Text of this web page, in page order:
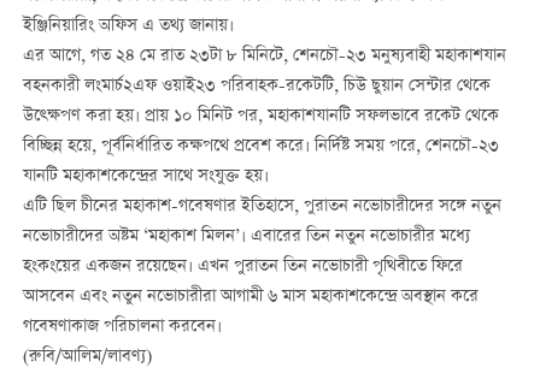
ইঞ্জিনিয়ারিং অফিস এ তথ্য জানায়।
এর আগে, গত ২৪ মে রাত ২৩টা ৮ মিনিটে, শেনচৌ-২৩ মনুষ্যবাহী মহাকাশযান
বহনকারী লংমার্চ২এফ ওয়াই২৩ পরিবাহক-রকেটটি, চিউ ছুয়ান সেন্টার থেকে
উত্ক্ষেপণ করা হয়। প্রায় ১০ মিনিট পর, মহাকাশযানটি সফলভাবে রকেট থেকে
বিচ্ছিন্ন হয়ে, পূর্বনির্ধারিত কক্ষপথে প্রবেশ করে। নির্দিষ্ট সময় পরে, শেনচৌ-২৩
যানটি মহাকাশকেন্দ্রের সাথে সংযুক্ত হয়।
এটি ছিল চীনের মহাকাশ-গবেষণার ইতিহাসে, পুরাতন নভোচারীদের সঙ্গে নতুন
নভোচারীদের অষ্টম ‘মহাকাশ মিলন’। এবারের তিন নতুন নভোচারীর মধ্যে
হংকংয়ের একজন রয়েছেন। এখন পুরাতন তিন নভোচারী পৃথিবীতে ফিরে
আসবেন এবং নতুন নভোচারীরা আগামী ৬ মাস মহাকাশকেন্দ্রে অবস্থান করে
গবেষণাকাজ পরিচালনা করবেন।
(রুবি/আলিম/লাবণ্য)